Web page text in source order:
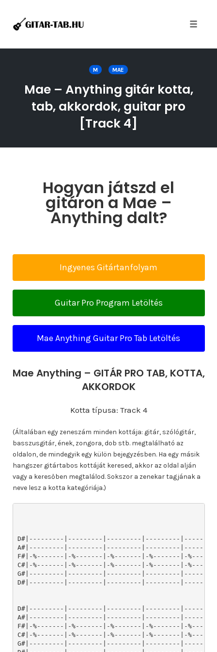
M MAE
Mae – Anything gitár kotta,
tab, akkordok, guitar pro
[Track 4]
Hogyan játszd el
gitáron a Mae –
Anything dalt?
Ingyenes Gitártanfolyam
Guitar Pro Program Letöltés
Mae Anything Guitar Pro Tab Letöltés
Mae Anything – GITÁR PRO TAB, KOTTA,
AKKORDOK
Kotta típusa: Track 4
(Általában egy zeneszám minden kottája: gitár, szólógitár,
basszusgitár, ének, zongora, dob stb. megtalálható az
oldalon, de mindegyik egy külön bejegyzésben. Ha egy másik
hangszer gitártabos kottáját keresed, akkor az oldal alján
vagy a keresőben megtalálod. Sokszor a zenekar tagjának a
neve lesz a kotta kategóriája.)
D#|---------|---------|---------|---------
A#|---------|---------|---------|---------
F#|-%-------|-%-------|-%-------|-%-------|-
C#|-%-------|-%-------|-%-------|-%-------|-
G#|---------|---------|---------|---------
D#|---------|---------|---------|---------
D#|---------|---------|---------|---------
A#|---------|---------|---------|---------
F#|-%-------|-%-------|-%-------|-%-------|-
C#|-%-------|-%-------|-%-------|-%-------|-
G#|---------|---------|---------|---------